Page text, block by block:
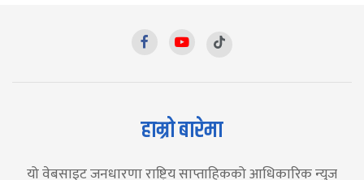
हाम्रो बारेमा
यो वेबसाइट जनधारणा राष्ट्रिय साप्ताहिकको आधिकारिक न्युज